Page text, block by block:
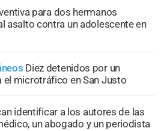
para dos hermanos
asalto contra un adolescente en
Diez detenidos por un
microtráfico en San Justo
identificar a los autores de las
un abogado y un periodista